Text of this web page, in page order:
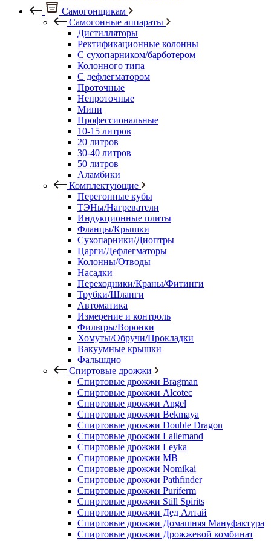
Самогонщикам
Самогонные аппараты
Дистилляторы
Ректификационные колонны
С сухопарником/барботером
Колонного типа
С дефлегматором
Проточные
Непроточные
Мини
Профессиональные
10-15 литров
20 литров
30-40 литров
50 литров
Аламбики
Комплектующие
Перегонные кубы
ТЭНы/Нагреватели
Индукционные плиты
Фланцы/Крышки
Сухопарники/Диоптры
Царги/Дефлегматоры
Колонны/Отводы
Насадки
Переходники/Краны/Фитинги
Трубки/Шланги
Автоматика
Измерение и контроль
Фильтры/Воронки
Хомуты/Обручи/Прокладки
Вакуумные крышки
Фальшдно
Спиртовые дрожжи
Спиртовые дрожжи Bragman
Спиртовые дрожжи Alcotec
Спиртовые дрожжи Angel
Спиртовые дрожжи Bekmaya
Спиртовые дрожжи Double Dragon
Спиртовые дрожжи Lallemand
Спиртовые дрожжи Leyka
Спиртовые дрожжи MB
Спиртовые дрожжи Nomikai
Спиртовые дрожжи Pathfinder
Спиртовые дрожжи Puriferm
Спиртовые дрожжи Still Spirits
Спиртовые дрожжи Дед Алтай
Спиртовые дрожжи Домашняя Мануфактура
Спиртовые дрожжи Дрожжевой комбинат